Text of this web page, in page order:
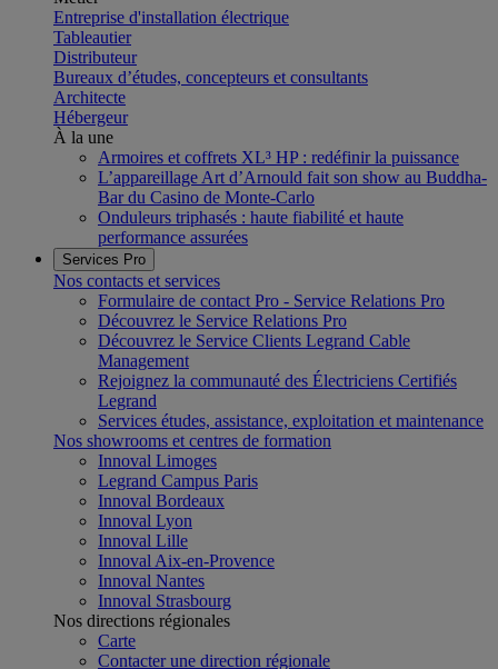
Entreprise d'installation électrique
Tableautier
Distributeur
Bureaux d’études, concepteurs et consultants
Architecte
Hébergeur
À la une
Armoires et coffrets XL³ HP : redéfinir la puissance
L’appareillage Art d’Arnould fait son show au Buddha-
Bar du Casino de Monte-Carlo
Onduleurs triphasés : haute fiabilité et haute
performance assurées
Services Pro
Nos contacts et services
Formulaire de contact Pro - Service Relations Pro
Découvrez le Service Relations Pro
Découvrez le Service Clients Legrand Cable
Management
Rejoignez la communauté des Électriciens Certifiés
Legrand
Services études, assistance, exploitation et maintenance
Nos showrooms et centres de formation
Innoval Limoges
Legrand Campus Paris
Innoval Bordeaux
Innoval Lyon
Innoval Lille
Innoval Aix-en-Provence
Innoval Nantes
Innoval Strasbourg
Nos directions régionales
Carte
Contacter une direction régionale